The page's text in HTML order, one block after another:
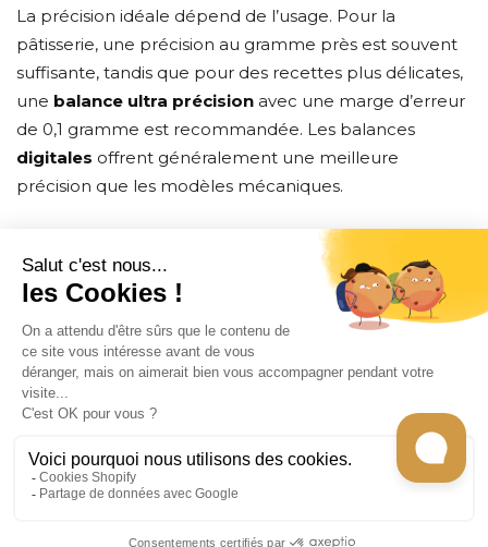
La précision idéale dépend de l’usage. Pour la
pâtisserie, une précision au gramme près est souvent
suffisante, tandis que pour des recettes plus délicates,
une balance ultra précision avec une marge d’erreur
de 0,1 gramme est recommandée. Les balances
digitales offrent généralement une meilleure
précision que les modèles mécaniques.
CONTACT
INFORMATION
EN SAVOIR PLUS
RECEVEZ LES RECETTES DE CHEF CARO